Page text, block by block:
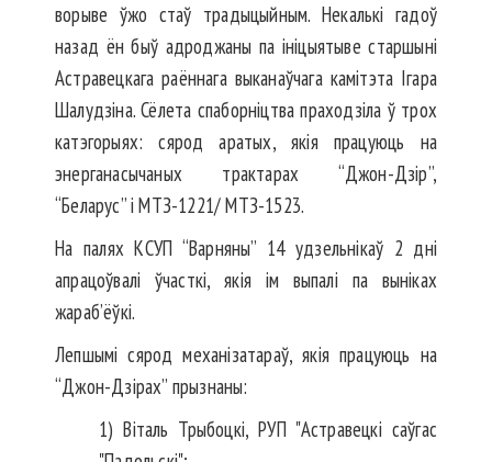
ворыве ўжо стаў традыцыйным. Некалькі гадоў
назад ён быў адроджаны па ініцыятыве старшыні
Астравецкага раённага выканаўчага камітэта Ігара
Шалудзіна. Сёлета спаборніцтва праходзіла ў трох
катэгорыях: сярод аратых, якія працуюць на
энерганасычаных трактарах “Джон-Дзір”,
“Беларус” і МТЗ-1221/ МТЗ-1523.
На палях КСУП “Варняны” 14 удзельнікаў 2 дні
апрацоўвалі ўчасткі, якія ім выпалі па выніках
жараб’ёўкі.
Лепшымі сярод механізатараў, якія працуюць на
“Джон-Дзірах” прызнаны:
1) Віталь Трыбоцкі, РУП "Астравецкі саўгас